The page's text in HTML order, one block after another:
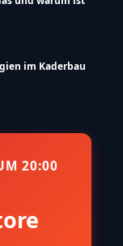
im Kaderbau
20:00